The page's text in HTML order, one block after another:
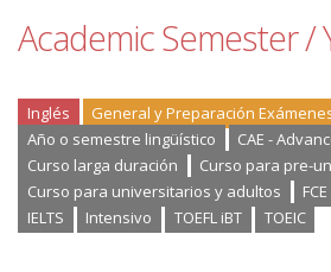
Academic Semester /
Inglés
General y Preparación
Año o semestre lingüístico
CAE -
Curso larga duración
Curso para pre-
Curso para universitarios y adultos
IELTS
Intensivo TOEFL iBT TOEIC